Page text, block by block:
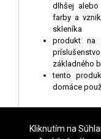
Kliknutím na
dlhšej
farby a
skleníka
produkt na
základného
tento
domáce